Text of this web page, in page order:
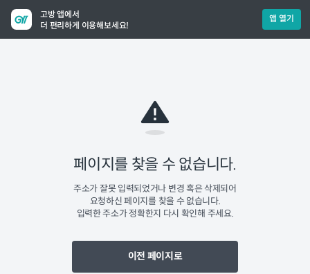
고방 앱에서
더 편리하게 이용해보세요!
앱 열기
페이지를 찾을 수 없습니다.
주소가 잘못 입력되었거나 변경 혹은 삭제되어
요청하신 페이지를 찾을 수 없습니다.
입력한 주소가 정확한지 다시 확인해 주세요.
이전 페이지로